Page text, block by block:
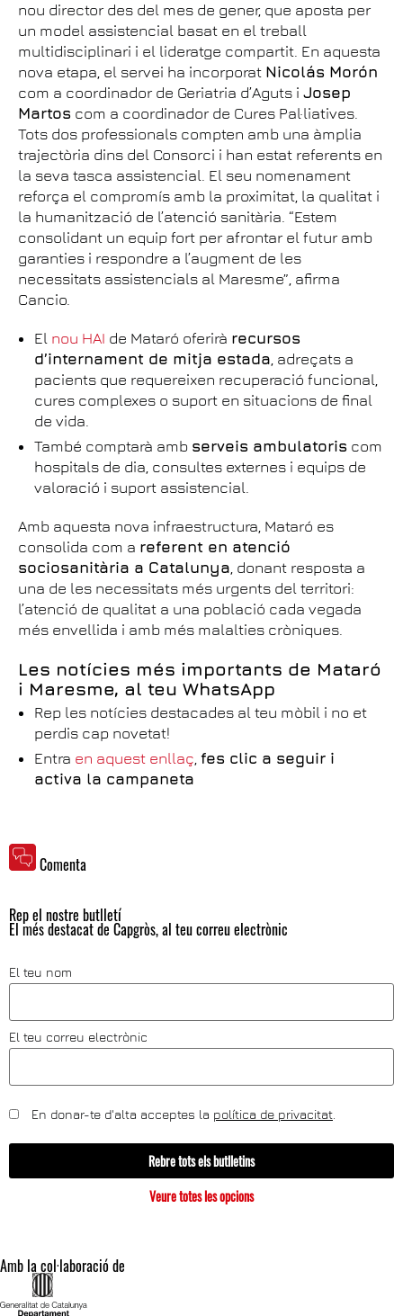
nou director des del mes de gener, que aposta per
un model assistencial basat en el treball
multidisciplinari i el lideratge compartit. En aquesta
nova etapa, el servei ha incorporat Nicolás Morón
com a coordinador de Geriatria d’Aguts i Josep
Martos com a coordinador de Cures Pal·liatives.
Tots dos professionals compten amb una àmplia
trajectòria dins del Consorci i han estat referents en
la seva tasca assistencial. El seu nomenament
reforça el compromís amb la proximitat, la qualitat i
la humanització de l’atenció sanitària. “Estem
consolidant un equip fort per afrontar el futur amb
garanties i respondre a l’augment de les
necessitats assistencials al Maresme”, afirma
Cancio.
El nou HAI de Mataró oferirà recursos
d’internament de mitja estada, adreçats a
pacients que requereixen recuperació funcional,
cures complexes o suport en situacions de final
de vida.
També comptarà amb serveis ambulatoris com
hospitals de dia, consultes externes i equips de
valoració i suport assistencial.
Amb aquesta nova infraestructura, Mataró es
consolida com a referent en atenció
sociosanitària a Catalunya, donant resposta a
una de les necessitats més urgents del territori:
l’atenció de qualitat a una població cada vegada
més envellida i amb més malalties cròniques.
Les notícies més importants de Mataró
i Maresme, al teu WhatsApp
Rep les notícies destacades al teu mòbil i no et
perdis cap novetat!
Entra en aquest enllaç, fes clic a seguir i
activa la campaneta
Comenta
Rep el nostre butlletí
El més destacat de Capgròs, al teu correu electrònic
El teu nom
El teu correu electrònic
En donar-te d'alta acceptes la política de privacitat.
Rebre tots els butlletins
Veure totes les opcions
Amb la col·laboració de